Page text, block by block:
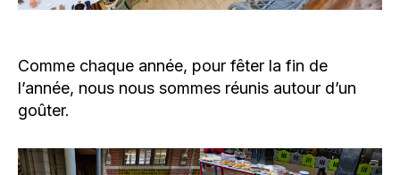
Comme chaque année, pour fêter la fin de
l’année, nous nous sommes réunis autour d’un
goûter.